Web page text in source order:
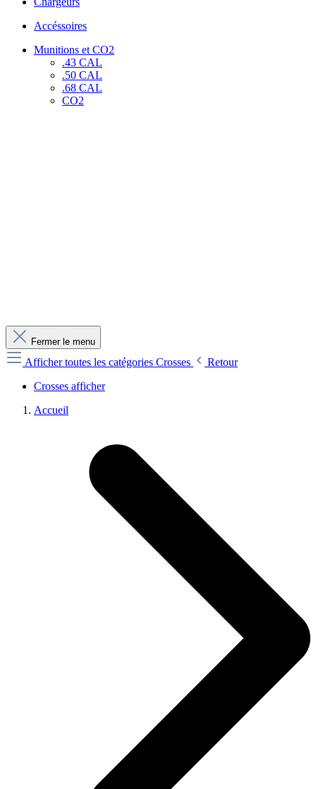
Accéssoires
Munitions et CO2
.43 CAL
.50 CAL
.68 CAL
CO2
Fermer le menu
Afficher toutes les catégories Crosses
Retour
Crosses afficher
Accueil